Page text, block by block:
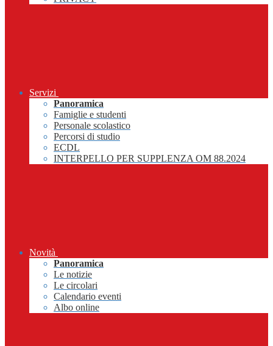
Servizi
Panoramica
Famiglie e studenti
Personale scolastico
Percorsi di studio
ECDL
INTERPELLO PER SUPPLENZA OM 88.2024
Novità
Panoramica
Le notizie
Le circolari
Calendario eventi
Albo online